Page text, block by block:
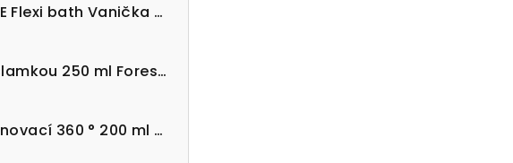
Set STOKKE Flexi bath Vanička na kúpanie s termosenzitívnou nálepkou Transparent Green
Téglik so slamkou 250 ml Forest Friends
Hrnček trénovací 360 ° 200 ml 6m + Forest Friends